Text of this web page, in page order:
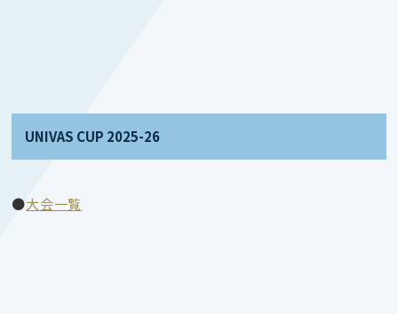
UNIVAS CUP 2025-26
●大会一覧